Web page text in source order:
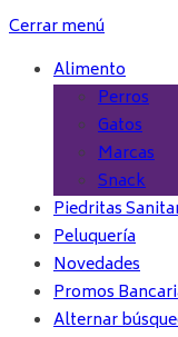
Cerrar menú
Alimento
Perros
Gatos
Marcas
Snack
Piedritas
Peluquería
Novedades
Promos
Alternar